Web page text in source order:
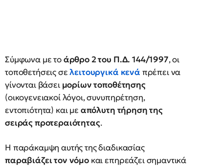
Σύμφωνα με τοάρθρο 2 του Π.Δ. 144/1997, οι
τοποθετήσεις σελειτουργικά κενά πρέπει να
γίνονται βάσει μορίων τοποθέτησης
(οικογενειακοί λόγοι, συνυπηρέτηση,
εντοπιότητα) και με απόλυτη τήρηση της
σειράς προτεραιότητας.
Η παράκαμψη αυτής της διαδικασίας
παραβιάζει τον νόμοκαι επηρεάζει σημαντικά